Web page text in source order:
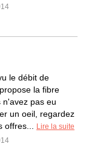
le débit de
la fibre
n'avez pas eu
un oeil, regardez
offres...
Lire la suite